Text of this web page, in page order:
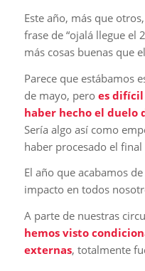
Este año, más que
frase de “ojalá llegue el
más cosas buenas que
Parece que estábamos
de mayo, pero es difícil
haber hecho el duelo
Sería algo así como
haber procesado el
El año que acabamos
impacto en todos
A parte de nuestras
hemos visto
externas, totalmente